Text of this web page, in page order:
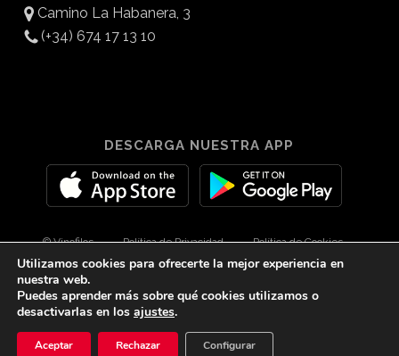
Camino La Habanera, 3
(+34) 674 17 13 10
DESCARGA NUESTRA APP
© Vinofilos Política de Privacidad Política de Cookies
Aviso Legal Diseño por 3Com Maketing
facebookyoutube
Utilizamos cookies para ofrecerte la mejor experiencia en
nuestra web.
Puedes aprender más sobre qué cookies utilizamos o
desactivarlas en los ajustes.
Aceptar Rechazar Configurar